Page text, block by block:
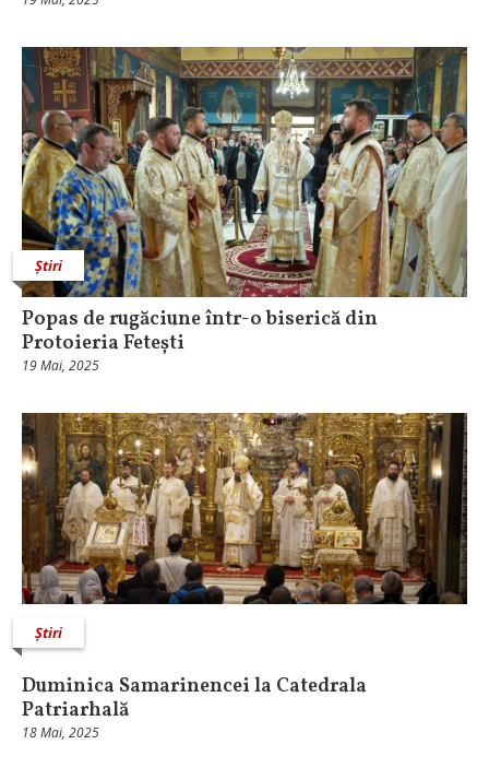
Știri
Popas de rugăciune într-o biserică din
Protoieria Fetești
19 Mai, 2025
Știri
Duminica Samarinencei la Catedrala
Patriarhală
18 Mai, 2025